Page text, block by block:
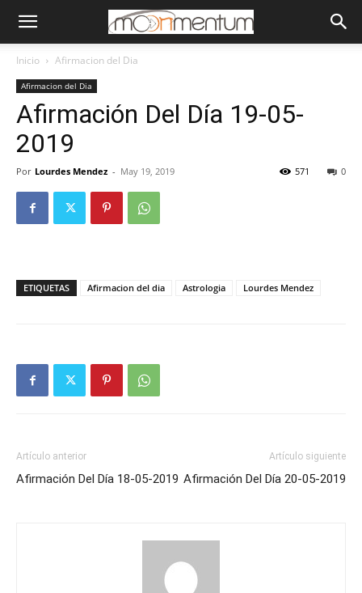
Inicio Afirmacion del Dia
Afirmacion del Dia
Afirmación Del Día 19-05-
2019
Por Lourdes Mendez - May 19, 2019 0
571
ETIQUETAS Afirmacion del dia Astrologia Lourdes Mendez
Artículo anterior
Afirmación Del Día 18-05-2019
Artículo siguiente
Afirmación Del Día 20-05-2019